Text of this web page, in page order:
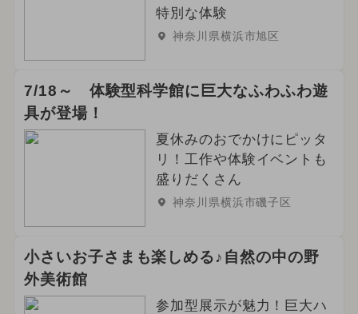
特別な体験
神奈川県横浜市旭区
7/18～ 体験型科学館に巨大なふわふわ遊
具が登場！
夏休みのおでかけにピッタ
リ！工作や体験イベントも
盛りだくさん
神奈川県横浜市磯子区
小さいお子さまも楽しめる♪自然の中の野
外美術館
参加型展示が魅力！巨大ハ